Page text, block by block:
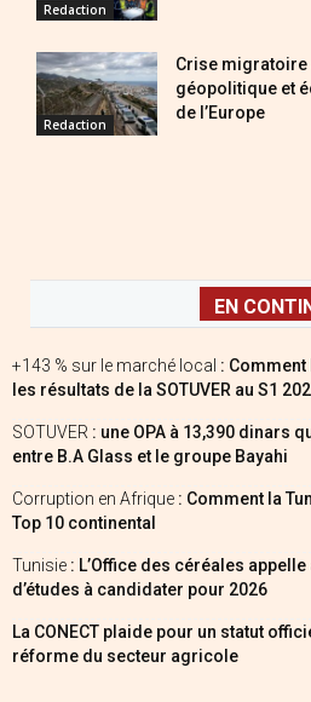
Redaction
Redaction
Crise migratoire
géopolitique et
de l’Europe
EN
+143 % sur le marché local : Comment
les résultats de la SOTUVER au S1
SOTUVER : une OPA à 13,390 dinars
entre B.A Glass et le groupe Bayahi
Corruption en Afrique : Comment la
Top 10 continental
Tunisie : L’Office des céréales
d’études à candidater pour 2026
La CONECT plaide pour un statut
réforme du secteur agricole